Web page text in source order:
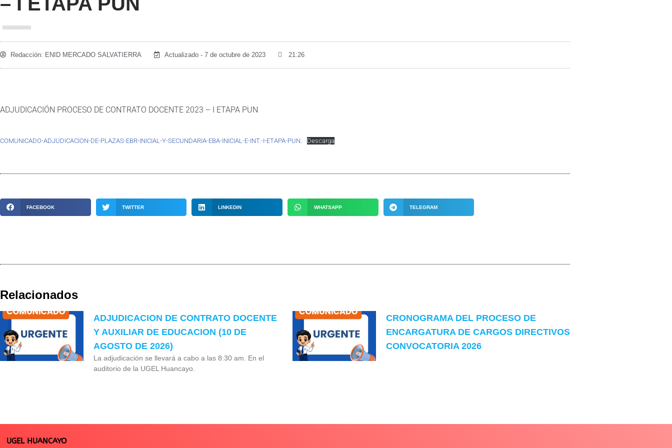
Redacción: ENID MERCADO SALVATIERRA Actualizado - 7 de octubre de 2023 21:26
ADJUDICACIÓN PROCESO DE CONTRATO DOCENTE 2023 – I ETAPA PUN
COMUNICADO-ADJUDICACION-DE-PLAZAS-EBR-INICIAL-Y-SECUNDARIA-EBA-INICIAL-E-INT.-I-ETAPA-PUN. Descarga
FACEBOOK TWITTER LINKEDIN WHATSAPP TELEGRAM
Relacionados
ADJUDICACION DE CONTRATO DOCENTE
Y AUXILIAR DE EDUCACION (10 DE
AGOSTO DE 2026)
La adjudicación se llevará a cabo a las 8:30 am. En el
auditorio de la UGEL Huancayo.
CRONOGRAMA DEL PROCESO DE
ENCARGATURA DE CARGOS DIRECTIVOS
CONVOCATORIA 2026
UGEL HUANCAYO